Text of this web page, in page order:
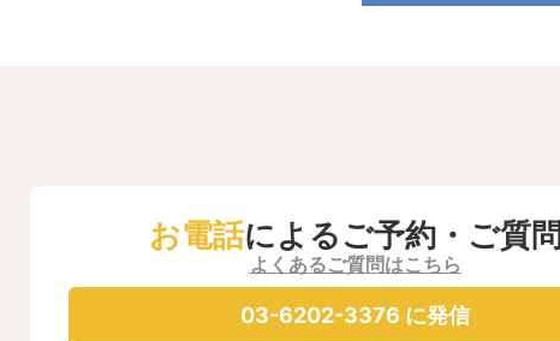
お電話によるご予約・ご質問
よくあるご質問はこちら
03-6202-3376 に発信